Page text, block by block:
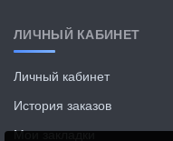
ЛИЧНЫЙ КАБИНЕТ
Личный кабинет
История заказов
Мои закладки